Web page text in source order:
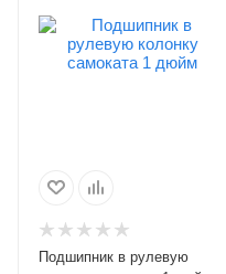
Подшипник в рулевую